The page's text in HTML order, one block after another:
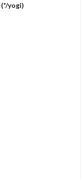
(*/yogi)